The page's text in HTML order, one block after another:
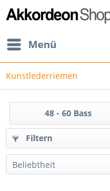
Menü
Kunstlederriemen
48 - 60 Bass
Filtern